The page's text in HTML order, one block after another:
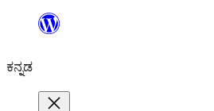
ವಿಷಯಕ್ಕೆ
ಕನ್ನಡ